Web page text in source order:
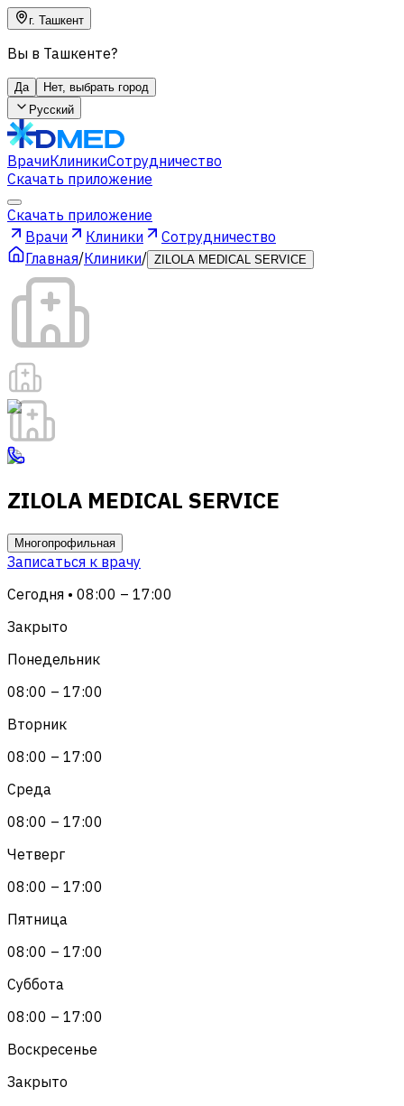
г. Ташкент
Вы в Ташкенте?
Да
Нет, выбрать город
Русский
ВрачиКлиникиСотрудничество
Скачать приложение
Скачать приложение
Врачи
Клиники
Сотрудничество
Главная/Клиники/ ZILOLA MEDICAL SERVICE
ZILOLA MEDICAL SERVICE
Многопрофильная
Записаться к врачу
Сегодня • 08:00 – 17:00
Закрыто
Понедельник
08:00 – 17:00
Вторник
08:00 – 17:00
Среда
08:00 – 17:00
Четверг
08:00 – 17:00
Пятница
08:00 – 17:00
Суббота
08:00 – 17:00
Воскресенье
Закрыто